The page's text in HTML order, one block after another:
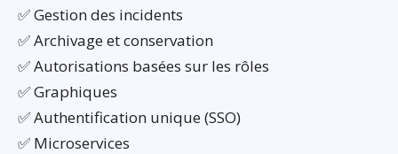
✅ Gestion des incidents
✅ Archivage et conservation
✅ Autorisations basées sur les rôles
✅ Graphiques
✅ Authentification unique (SSO)
✅ Microservices